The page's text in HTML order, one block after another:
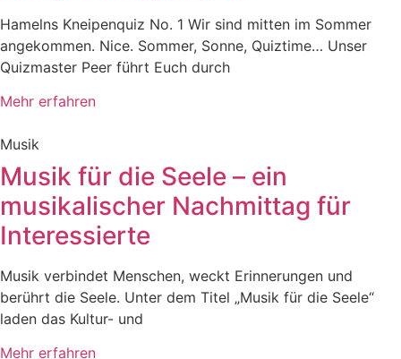
Hamelns Kneipenquiz No. 1 Wir sind mitten im Sommer
angekommen. Nice. Sommer, Sonne, Quiztime… Unser
Quizmaster Peer führt Euch durch
Mehr erfahren
Musik
Musik für die Seele – ein
musikalischer Nachmittag für
Interessierte
Musik verbindet Menschen, weckt Erinnerungen und
berührt die Seele. Unter dem Titel „Musik für die Seele“
laden das Kultur- und
Mehr erfahren